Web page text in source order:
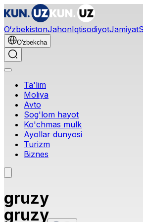
O‘zbekistonJahonIqtisodiyotJamiyat
O'zbekcha
Ta'lim
Moliya
Avto
Sog'lom hayot
Ko'chmas mulk
Ayollar dunyosi
Turizm
Biznes
gruzy
gruzy